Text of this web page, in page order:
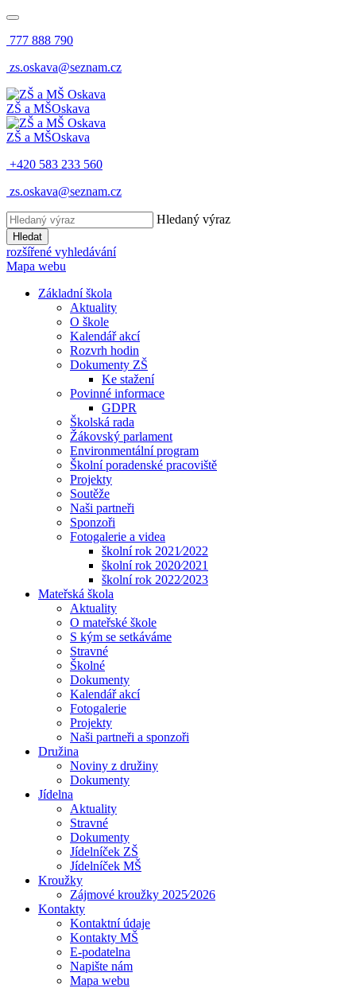
777 888 790
zs.oskava@seznam.cz
ZŠ a MŠOskava
ZŠ a MŠOskava
+420 583 233 560
zs.oskava@seznam.cz
Hledaný výraz
Hledat
rozšířené vyhledávání
Mapa webu
Základní škola
Aktuality
O škole
Kalendář akcí
Rozvrh hodin
Dokumenty ZŠ
Ke stažení
Povinné informace
GDPR
Školská rada
Žákovský parlament
Environmentální program
Školní poradenské pracoviště
Projekty
Soutěže
Naši partneři
Sponzoři
Fotogalerie a videa
školní rok 2021⁄2022
školní rok 2020⁄2021
školní rok 2022⁄2023
Mateřská škola
Aktuality
O mateřské škole
S kým se setkáváme
Stravné
Školné
Dokumenty
Kalendář akcí
Fotogalerie
Projekty
Naši partneři a sponzoři
Družina
Noviny z družiny
Dokumenty
Jídelna
Aktuality
Stravné
Dokumenty
Jídelníček ZŠ
Jídelníček MŠ
Kroužky
Zájmové kroužky 2025⁄2026
Kontakty
Kontaktní údaje
Kontakty MŠ
E-podatelna
Napište nám
Mapa webu